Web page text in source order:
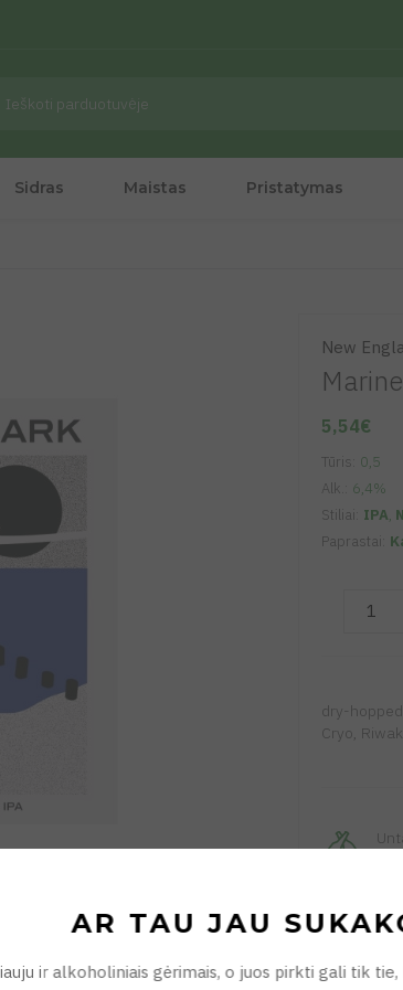
Sidras Maistas Pristatymas
New
5,54€
Tūris: 0,5
Alk.:
6,4%
Stiliai: IPA,
Paprastai:
dry-
Cryo,
AR TAU JAU
ir alkoholiniais gėrimais, o juos pirkti gali tik